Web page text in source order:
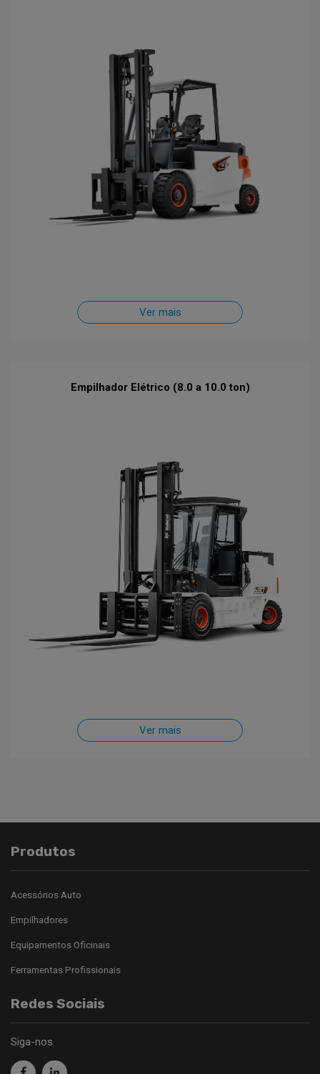
Ver mais
Empilhador Elétrico (8.0 a 10.0 ton)
Ver mais
Produtos
Acessórios Auto
Empilhadores
Equipamentos Oficinais
Ferramentas Profissionais
Redes Sociais
Siga-nos